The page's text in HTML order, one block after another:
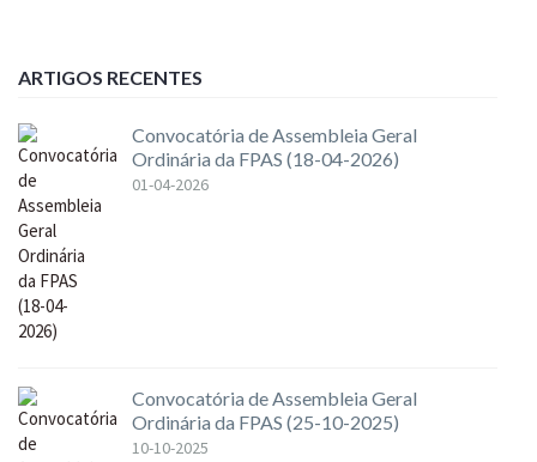
ARTIGOS RECENTES
Convocatória de Assembleia Geral
Ordinária da FPAS (18-04-2026)
01-04-2026
Convocatória de Assembleia Geral
Ordinária da FPAS (25-10-2025)
10-10-2025